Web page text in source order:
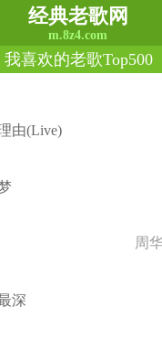
经典老歌网
m.8z4.com
我喜欢的老歌Top500
由(Live)
周
深